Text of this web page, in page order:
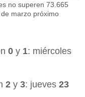
no superen 73.665
marzo próximo
0 y 1: miércoles
2 y 3: jueves 23